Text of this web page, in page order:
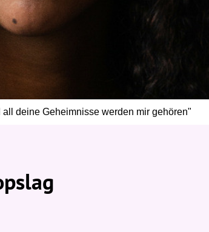
deine Geheimnisse werden mir gehören"